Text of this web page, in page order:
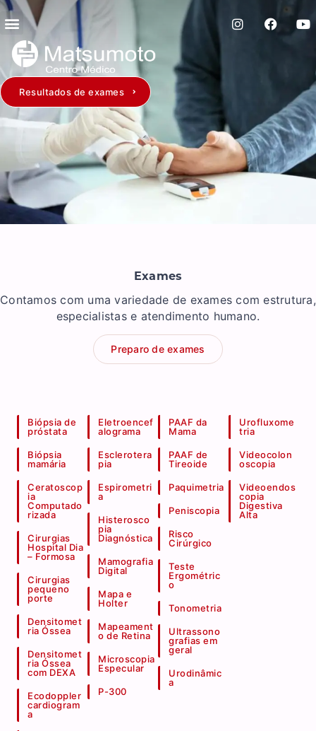
Resultados de exames
Exames
Contamos com uma variedade de exames com estrutura,
especialistas e atendimento humano.
Preparo de exames
Biópsia de
próstata
Biópsia
mamária
Ceratoscop
ia
Computado
rizada
Cirurgias
Hospital Dia
– Formosa
Cirurgias
pequeno
porte
Densitomet
ria Óssea
Densitomet
ria Óssea
com DEXA
Ecodoppler
cardiogram
a
Eletroencef
alograma
Esclerotera
pia
Espirometri
a
Histerosco
pia
Diagnóstica
Mamografia
Digital
Mapa e
Holter
Mapeament
o de Retina
Microscopia
Especular
P-300
PAAF da
Mama
PAAF de
Tireoide
Paquimetria
Peniscopia
Risco
Cirúrgico
Teste
Ergométric
o
Tonometria
Ultrassono
grafias em
geral
Urodinâmic
a
Urofluxome
tria
Videocolon
oscopia
Videoendos
copia
Digestiva
Alta